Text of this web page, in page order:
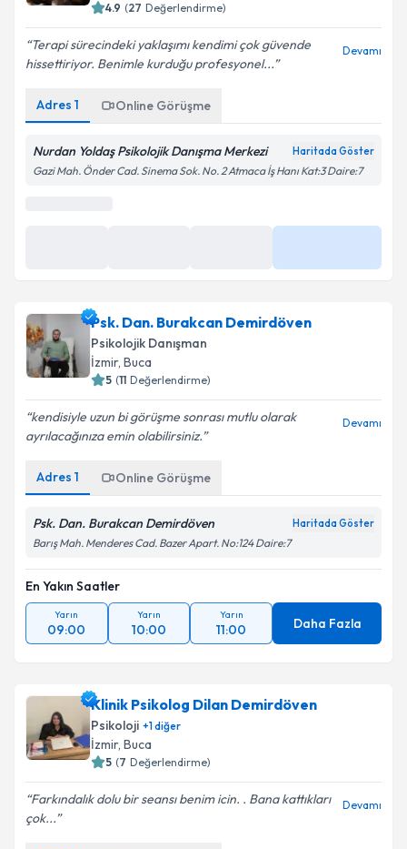
4.9 (27 Değerlendirme)
Terapi sürecindeki yaklaşımı kendimi çok güvende
hissettiriyor. Benimle kurduğu profesyonel...
Devamı
Adres 1 Online Görüşme
Nurdan Yoldaş Psikolojik Danışma Merkezi Haritada Göster
Gazi Mah. Önder Cad. Sinema Sok. No. 2 Atmaca İş Hanı Kat:3 Daire:7
Psk. Dan. Burakcan Demirdöven
Psikolojik Danışman
İzmir, Buca
5 (11 Değerlendirme)
kendisiyle uzun bi görüşme sonrası mutlu olarak
ayrılacağınıza emin olabilirsiniz.
Devamı
Adres 1 Online Görüşme
Psk. Dan. Burakcan Demirdöven Haritada Göster
Barış Mah. Menderes Cad. Bazer Apart. No:124 Daire:7
En Yakın Saatler
Yarın
09:00
Yarın
10:00
Yarın
11:00 Daha Fazla
Klinik Psikolog Dilan Demirdöven
Psikoloji +1diğer
İzmir, Buca
5 (7 Değerlendirme)
Farkındalık dolu bir seansı benim icin. . Bana kattıkları
çok...
Devamı